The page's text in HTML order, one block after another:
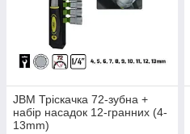
JBM Тріскачка 72-зубна +
набір насадок 12-гранних (4-
13mm)